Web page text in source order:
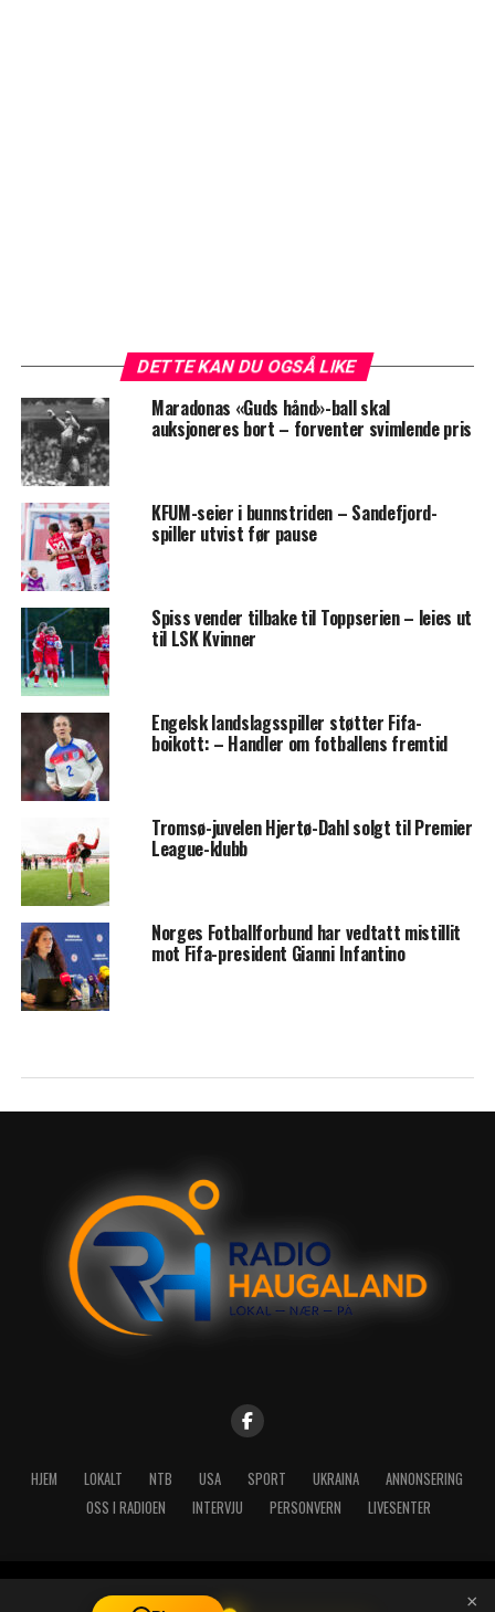
DETTE KAN DU OGSÅ LIKE
Maradonas «Guds hånd»-ball skal
auksjoneres bort – forventer svimlende pris
KFUM-seier i bunnstriden – Sandefjord-
spiller utvist før pause
Spiss vender tilbake til Toppserien – leies ut
til LSK Kvinner
Engelsk landslagsspiller støtter Fifa-
boikott: – Handler om fotballens fremtid
Tromsø-juvelen Hjertø-Dahl solgt til Premier
League-klubb
Norges Fotballforbund har vedtatt mistillit
mot Fifa-president Gianni Infantino
HJEM LOKALT NTB USA SPORT UKRAINA
ANNONSERING
OSS I RADIOEN
INTERVJU PERSONVERN LIVESENTER
Copyright © 2026 A-Media AS | Radio Haugaland - Haraldsgata 114,
×